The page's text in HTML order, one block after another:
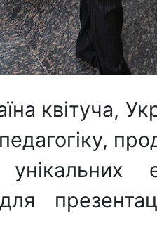
квітуча,